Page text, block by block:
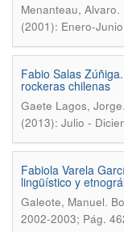
Menanteau, Alvaro.
(2001): Enero-
Fabio Salas
rockeras chilenas
Gaete Lagos, Jorge.
(2013): Julio -
Fabiola Varela
lingüístico y
Galeote, Manuel.
2002-2003; Pág.